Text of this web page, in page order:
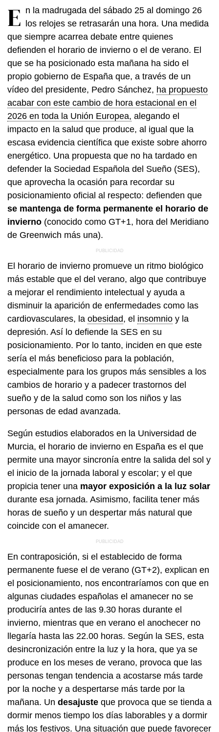
E n la madrugada del sábado 25 al domingo 26
los relojes se retrasarán una hora. Una medida
que siempre acarrea debate entre quienes
defienden el horario de invierno o el de verano. El
que se ha posicionado esta mañana ha sido el
propio gobierno de España que, a través de un
vídeo del presidente, Pedro Sánchez, ha propuesto
acabar con este cambio de hora estacional en el
2026 en toda la Unión Europea, alegando el
impacto en la salud que produce, al igual que la
escasa evidencia científica que existe sobre ahorro
energético. Una propuesta que no ha tardado en
defender la Sociedad Española del Sueño (SES),
que aprovecha la ocasión para recordar su
posicionamiento oficial al respecto: defienden que
se mantenga de forma permanente el horario de
invierno (conocido como GT+1, hora del Meridiano
de Greenwich más una).
El horario de invierno promueve un ritmo biológico
más estable que el del verano, algo que contribuye
a mejorar el rendimiento intelectual y ayuda a
disminuir la aparición de enfermedades como las
cardiovasculares, la obesidad, el insomnio y la
depresión. Así lo defiende la SES en su
posicionamiento. Por lo tanto, inciden en que este
sería el más beneficioso para la población,
especialmente para los grupos más sensibles a los
cambios de horario y a padecer trastornos del
sueño y de la salud como son los niños y las
personas de edad avanzada.
Según estudios elaborados en la Universidad de
Murcia, el horario de invierno en España es el que
permite una mayor sincronía entre la salida del sol y
el inicio de la jornada laboral y escolar; y el que
propicia tener una mayor exposición a la luz solar
durante esa jornada. Asimismo, facilita tener más
horas de sueño y un despertar más natural que
coincide con el amanecer.
En contraposición, si el establecido de forma
permanente fuese el de verano (GT+2), explican en
el posicionamiento, nos encontraríamos con que en
algunas ciudades españolas el amanecer no se
produciría antes de las 9.30 horas durante el
invierno, mientras que en verano el anochecer no
llegaría hasta las 22.00 horas. Según la SES, esta
desincronización entre la luz y la hora, que ya se
produce en los meses de verano, provoca que las
personas tengan tendencia a acostarse más tarde
por la noche y a despertarse más tarde por la
mañana. Un desajuste que provoca que se tienda a
dormir menos tiempo los días laborables y a dormir
más los festivos. Una situación que puede favorecer